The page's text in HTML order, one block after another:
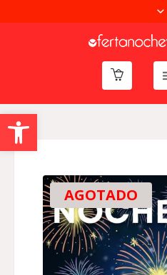
Abrir barra de
AGOTADO